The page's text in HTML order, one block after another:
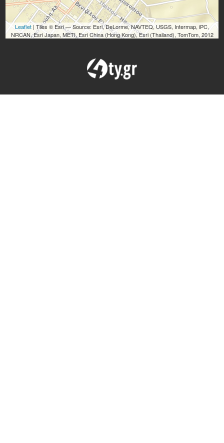
Leaflet | Tiles © Esri — Source: Esri, DeLorme, NAVTEQ, USGS, Intermap, iPC,
NRCAN, Esri Japan, METI, Esri China (Hong Kong), Esri (Thailand), TomTom, 2012